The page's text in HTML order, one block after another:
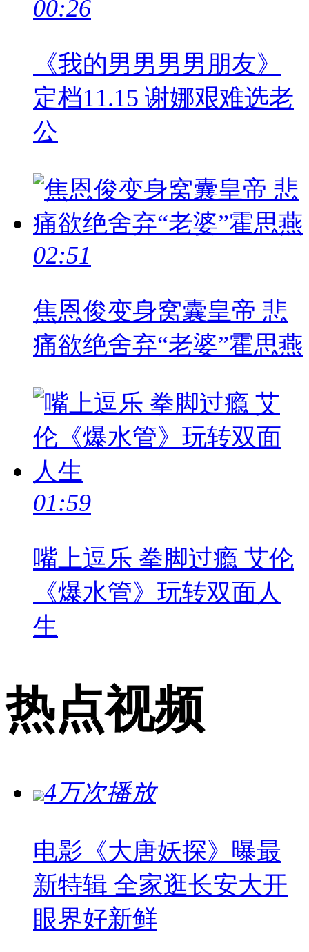
00:26
《我的男男男男朋友》
定档11.15 谢娜艰难选老
公
02:51
焦恩俊变身窝囊皇帝 悲
痛欲绝舍弃“老婆”霍思燕
01:59
嘴上逗乐 拳脚过瘾 艾伦
《爆水管》玩转双面人
生
热点视频
4万次播放
电影《大唐妖探》曝最
新特辑 全家逛长安大开
眼界好新鲜